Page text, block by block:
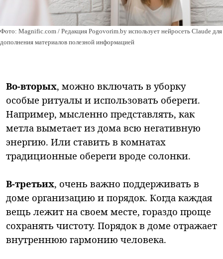
Фото: Magnific.com / Редакция Pogovorim.by использует нейросеть Claude для
дополнения материалов полезной информацией
Во-вторых, можно включать в уборку
особые ритуалы и использовать обереги.
Например, мысленно представлять, как
метла выметает из дома всю негативную
энергию. Или ставить в комнатах
традиционные обереги вроде солонки.
В-третьих, очень важно поддерживать в
доме организацию и порядок. Когда каждая
вещь лежит на своем месте, гораздо проще
сохранять чистоту. Порядок в доме отражает
внутреннюю гармонию человека.